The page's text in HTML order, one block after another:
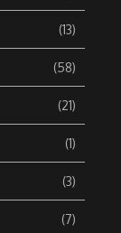
(13)
(58)
(21)
(1)
(3)
(7)